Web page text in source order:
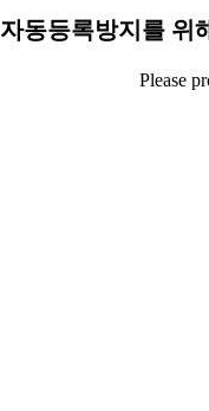
자동등록방지를 위
Please